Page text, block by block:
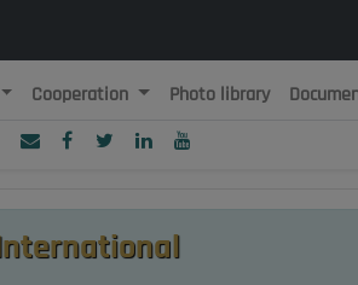
et Populaire
Cooperation Photo library